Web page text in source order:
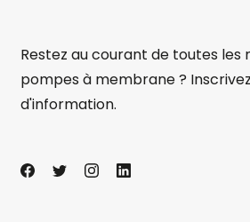
Restez au courant de toutes les
pompes à membrane ?
d'information.